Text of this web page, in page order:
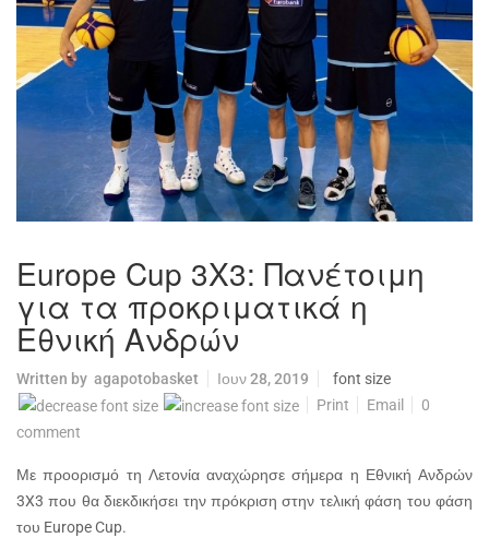
Europe Cup 3X3: Πανέτοιμη
για τα προκριματικά η
Εθνική Ανδρών
Written by agapotobasket Ιουν 28, 2019
font size
Print
Email
0
comment
Με προορισμό τη Λετονία αναχώρησε σήμερα η Εθνική Ανδρών
3X3 που θα διεκδικήσει την πρόκριση στην τελική φάση του φάση
του Europe Cup.